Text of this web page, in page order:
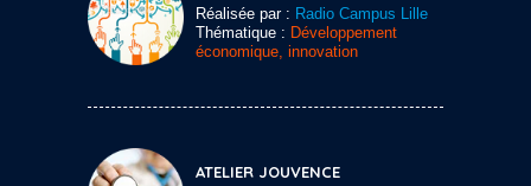
Réalisée par : Radio Campus Lille
Thématique : Développement
économique, innovation
ATELIER JOUVENCE